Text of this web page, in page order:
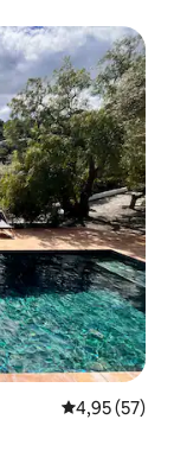
4,95 de uma
4,95 (57)